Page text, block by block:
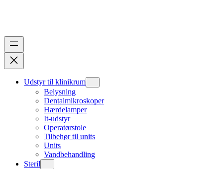
Udstyr til klinikrum
Belysning
Dentalmikroskoper
Hærdelamper
It-udstyr
Operatørstole
Tilbehør til units
Units
Vandbehandling
Steril